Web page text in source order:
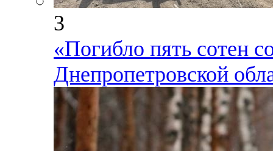
3
«Погибло пять сотен
Днепропетровской